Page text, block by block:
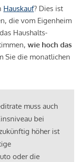
Hauskauf? Dies ist
die vom Eigenheim
Haushalts-
wie hoch das
Sie die monatlichen
muss auch
bei
höher ist
oder die